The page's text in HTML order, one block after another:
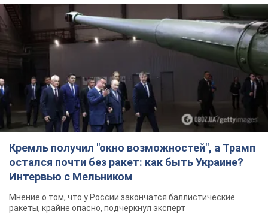
Кремль получил "окно возможностей", а Трамп
остался почти без ракет: как быть Украине?
Интервью с Мельником
Мнение о том, что у России закончатся баллистические
ракеты, крайне опасно, подчеркнул эксперт